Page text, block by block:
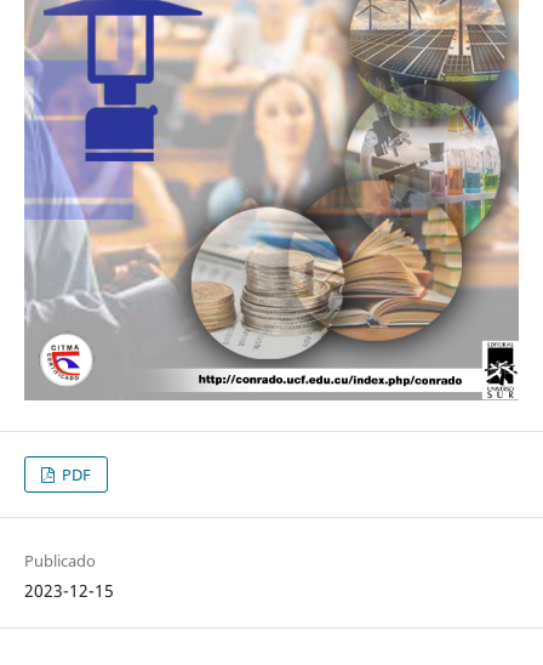
PDF
Publicado
2023-12-15